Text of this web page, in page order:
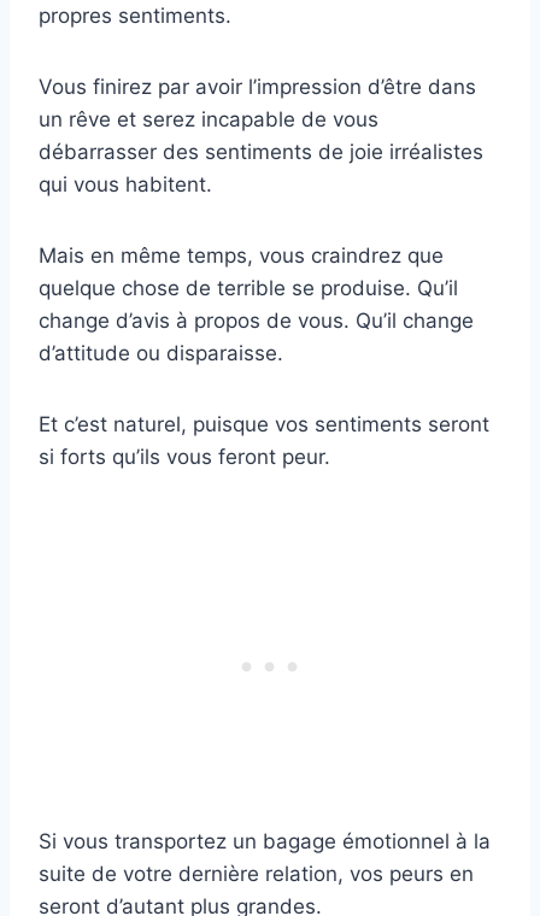
propres sentiments.
Vous finirez par avoir l’impression d’être dans
un rêve et serez incapable de vous
débarrasser des sentiments de joie irréalistes
qui vous habitent.
Mais en même temps, vous craindrez que
quelque chose de terrible se produise. Qu’il
change d’avis à propos de vous. Qu’il change
d’attitude ou disparaisse.
Et c’est naturel, puisque vos sentiments seront
si forts qu’ils vous feront peur.
Si vous transportez un bagage émotionnel à la
suite de votre dernière relation, vos peurs en
seront d’autant plus grandes.